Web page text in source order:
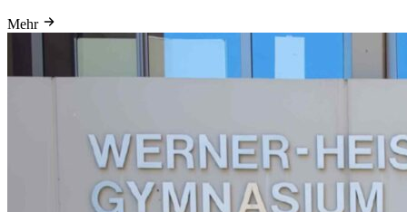
Mehr